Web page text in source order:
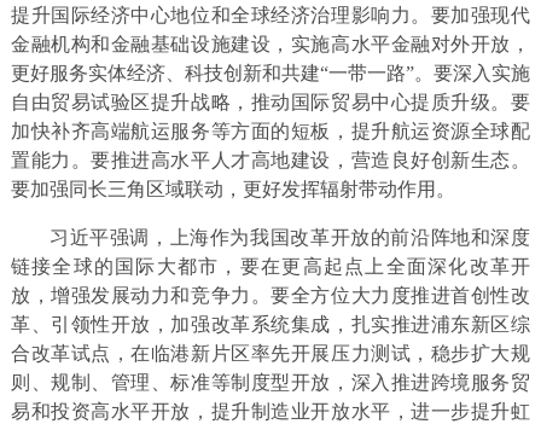
提升国际经济中心地位和全球经济治理影响力。要加强现代
金融机构和金融基础设施建设，实施高水平金融对外开放，
更好服务实体经济、科技创新和共建“一带一路”。要深入实施
自由贸易试验区提升战略，推动国际贸易中心提质升级。要
加快补齐高端航运服务等方面的短板，提升航运资源全球配
置能力。要推进高水平人才高地建设，营造良好创新生态。
要加强同长三角区域联动，更好发挥辐射带动作用。
习近平强调，上海作为我国改革开放的前沿阵地和深度
链接全球的国际大都市，要在更高起点上全面深化改革开
放，增强发展动力和竞争力。要全方位大力度推进首创性改
革、引领性开放，加强改革系统集成，扎实推进浦东新区综
合改革试点，在临港新片区率先开展压力测试，稳步扩大规
则、规制、管理、标准等制度型开放，深入推进跨境服务贸
易和投资高水平开放，提升制造业开放水平，进一步提升虹